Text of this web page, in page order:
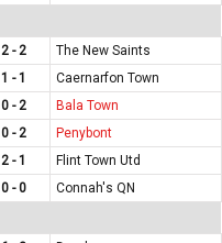
2 - 2
The New Saints
1 - 1
Caernarfon Town
0 - 2
Bala Town
0 - 2
Penybont
2 - 1
Flint Town Utd
0 - 0
Connah's QN